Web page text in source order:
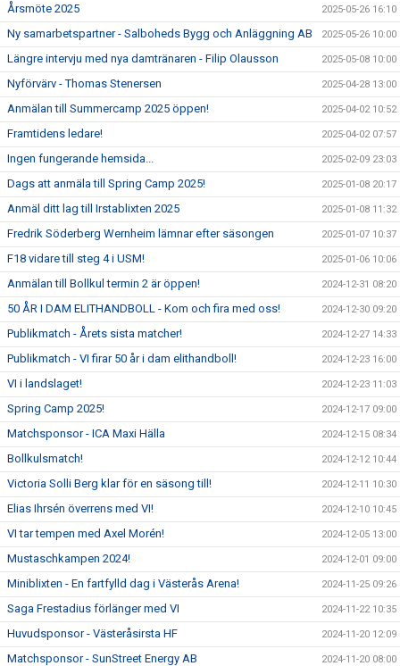
Årsmöte 2025 2025-05-26 16:10
Ny samarbetspartner - Salboheds Bygg och Anläggning AB 2025-05-26 10:00
Längre intervju med nya damtränaren - Filip Olausson 2025-05-08 10:00
Nyförvärv - Thomas Stenersen 2025-04-28 13:00
Anmälan till Summercamp 2025 öppen! 2025-04-02 10:52
Framtidens ledare! 2025-04-02 07:57
Ingen fungerande hemsida... 2025-02-09 23:03
Dags att anmäla till Spring Camp 2025! 2025-01-08 20:17
Anmäl ditt lag till Irstablixten 2025 2025-01-08 11:32
Fredrik Söderberg Wernheim lämnar efter säsongen 2025-01-07 10:37
F18 vidare till steg 4 i USM! 2025-01-06 10:06
Anmälan till Bollkul termin 2 är öppen! 2024-12-31 08:20
50 ÅR I DAM ELITHANDBOLL - Kom och fira med oss! 2024-12-30 09:20
Publikmatch - Årets sista matcher! 2024-12-27 14:33
Publikmatch - VI firar 50 år i dam elithandboll! 2024-12-23 16:00
VI i landslaget! 2024-12-23 11:03
Spring Camp 2025! 2024-12-17 09:00
Matchsponsor - ICA Maxi Hälla 2024-12-15 08:34
Bollkulsmatch! 2024-12-12 10:44
Victoria Solli Berg klar för en säsong till! 2024-12-11 10:30
Elias Ihrsén överrens med VI! 2024-12-10 10:45
VI tar tempen med Axel Morén! 2024-12-05 13:00
Mustaschkampen 2024! 2024-12-01 09:00
Miniblixten - En fartfylld dag i Västerås Arena! 2024-11-25 09:26
Saga Frestadius förlänger med VI 2024-11-22 10:35
Huvudsponsor - Västeråsirsta HF 2024-11-20 12:09
Matchsponsor - SunStreet Energy AB 2024-11-20 08:00